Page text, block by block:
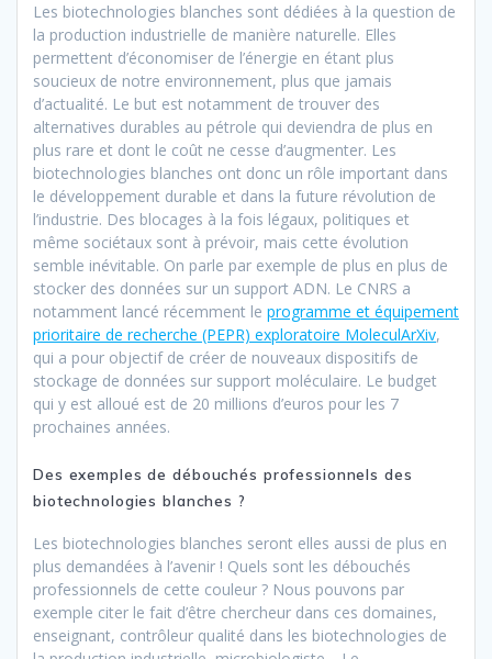
Les biotechnologies blanches sont dédiées à la question de
la production industrielle de manière naturelle. Elles
permettent d’économiser de l’énergie en étant plus
soucieux de notre environnement, plus que jamais
d’actualité. Le but est notamment de trouver des
alternatives durables au pétrole qui deviendra de plus en
plus rare et dont le coût ne cesse d’augmenter. Les
biotechnologies blanches ont donc un rôle important dans
le développement durable et dans la future révolution de
l’industrie. Des blocages à la fois légaux, politiques et
même sociétaux sont à prévoir, mais cette évolution
semble inévitable. On parle par exemple de plus en plus de
stocker des données sur un support ADN. Le CNRS a
notamment lancé récemment le programme et équipement
prioritaire de recherche (PEPR) exploratoire MoleculArXiv,
qui a pour objectif de créer de nouveaux dispositifs de
stockage de données sur support moléculaire. Le budget
qui y est alloué est de 20 millions d’euros pour les 7
prochaines années.
Des exemples de débouchés professionnels des
biotechnologies blanches ?
Les biotechnologies blanches seront elles aussi de plus en
plus demandées à l’avenir ! Quels sont les débouchés
professionnels de cette couleur ? Nous pouvons par
exemple citer le fait d’être chercheur dans ces domaines,
enseignant, contrôleur qualité dans les biotechnologies de